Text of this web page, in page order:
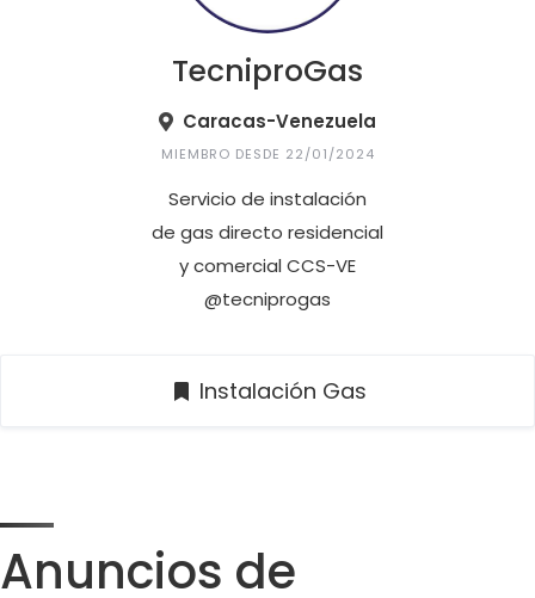
TecniproGas
Caracas-Venezuela
MIEMBRO DESDE 22/01/2024
Servicio de instalación
de gas directo residencial
y comercial CCS-VE
@tecniprogas
Instalación Gas
Anuncios de